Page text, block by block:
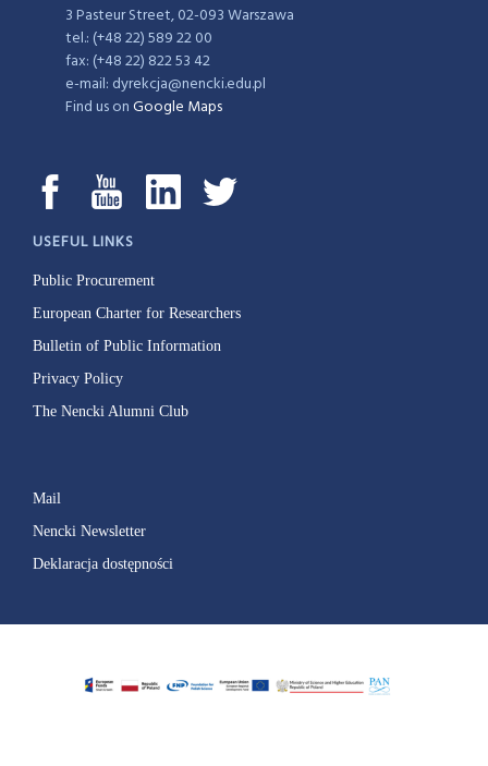
3 Pasteur Street, 02-093 Warszawa
tel.: (+48 22) 589 22 00
fax: (+48 22) 822 53 42
e-mail: dyrekcja@nencki.edu.pl
Find us onGoogle Maps
USEFUL LINKS
Public Procurement
European Charter for Researchers
Bulletin of Public Information
Privacy Policy
The Nencki Alumni Club
Mail
Nencki Newsletter
Deklaracja dostępności